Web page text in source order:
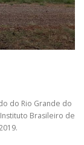
do Rio Grande do
Brasileiro de